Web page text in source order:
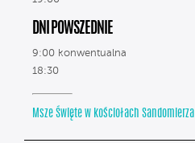
DNI POWSZEDNIE
9:00 konwentualna
18:30
Msze Święte w kościołach Sandomierza